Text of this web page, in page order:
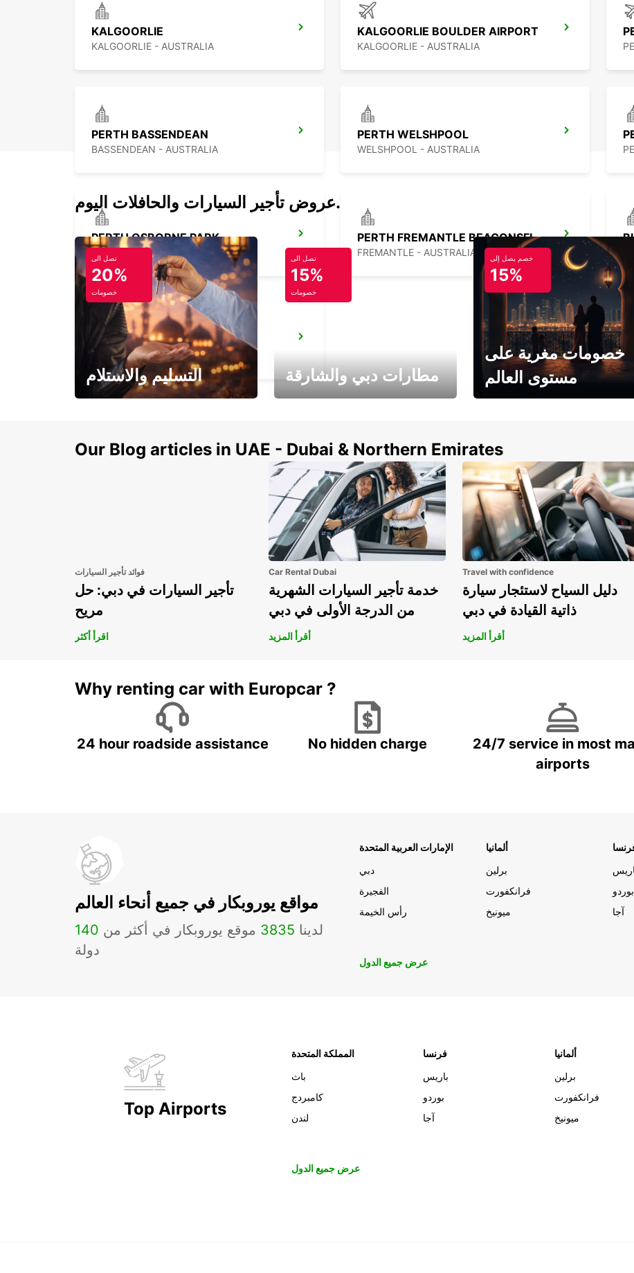
KALGOORLIE
KALGOORLIE - AUSTRALIA
KALGOORLIE BOULDER AIRPORT
KALGOORLIE - AUSTRALIA
PERTH BASSENDEAN
BASSENDEAN - AUSTRALIA
PERTH WELSHPOOL
WELSHPOOL - AUSTRALIA
PERTH OSBORNE PARK
OSBORNE PARK - AUSTRALIA
PERTH FREMANTLE BEACONSFIELD
FREMANTLE - AUSTRALIA
BUSSELTON AIRPORT
BUSSELTON - AUSTRALIA
عروض تأجير السيارات والحافلات اليوم.
تصل الى
20%
خصومات
التسليم والاستلام
تصل الى
15%
خصومات
مطارات دبي والشارقة
خصم يصل إلى
15%
خصومات مغرية على
مستوى العالم
Our Blog articles in UAE - Dubai & Northern Emirates
فوائد تأجير السيارات
تأجير السيارات في دبي: حل
مريح
اقرأ أكثر
Car Rental Dubai
خدمة تأجير السيارات الشهرية
من الدرجة الأولى في دبي
أقرأ المزيد
Travel with confidence
دليل السياح لاستئجار سيارة
ذاتية القيادة في دبي
أقرأ المزيد
Why renting car with Europcar ?
24 hour roadside assistance No hidden charge
24/7 service in most
airports
مواقع يوروبكار في جميع أنحاء العالم
لدينا 3835 موقع يوروبكار في أكثر من 140
دولة
الإمارات العربية المتحدة
دبي
الفجيرة
رأس الخيمة
ألمانيا
برلين
فرانكفورت
ميونيخ
بوردو
آجا
عرض جميع الدول
Top Airports
المملكة المتحدة
باث
كامبردج
لندن
فرنسا
باريس
بوردو
آجا
ألمانيا
برلين
فرانكفورت
ميونيخ
عرض جميع الدول